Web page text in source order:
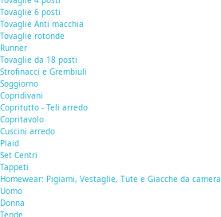
Tovaglie 6 posti
Tovaglie Anti macchia
Tovaglie rotonde
Runner
Tovaglie da 18 posti
Strofinacci e Grembiuli
Soggiorno
Copridivani
Copritutto - Teli arredo
Copritavolo
Cuscini arredo
Plaid
Set Centri
Tappeti
Homewear: Pigiami, Vestaglie, Tute e Giacche da camera
Uomo
Donna
Tende